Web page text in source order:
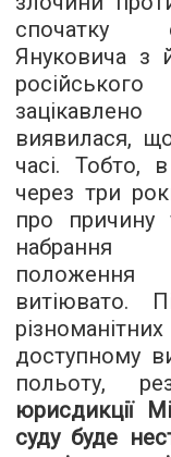
спочатку
Януковича з
виявилася,
часі. Тобто,
через три
про причину
набрання
положення
витіювато.
доступному
польоту,
юрисдикції
суду буде